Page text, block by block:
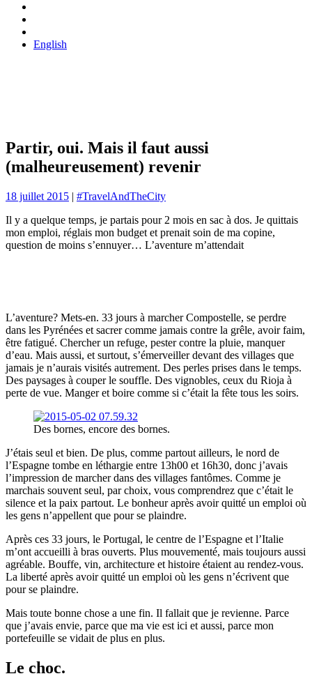
English
Partir, oui. Mais il faut aussi
(malheureusement) revenir
18 juillet 2015 | #TravelAndTheCity
Il y a quelque temps, je partais pour 2 mois en sac à dos. Je quittais
mon emploi, réglais mon budget et prenait soin de ma copine,
question de moins s’ennuyer… L’aventure m’attendait
L’aventure? Mets-en. 33 jours à marcher Compostelle, se perdre
dans les Pyrénées et sacrer comme jamais contre la grêle, avoir faim,
être fatigué. Chercher un refuge, pester contre la pluie, manquer
d’eau. Mais aussi, et surtout, s’émerveiller devant des villages que
jamais je n’aurais visités autrement. Des perles prises dans le temps.
Des paysages à couper le souffle. Des vignobles, ceux du Rioja à
perte de vue. Manger et boire comme si c’était la fête tous les soirs.
Des bornes, encore des bornes.
J’étais seul et bien. De plus, comme partout ailleurs, le nord de
l’Espagne tombe en léthargie entre 13h00 et 16h30, donc j’avais
l’impression de marcher dans des villages fantômes. Comme je
marchais souvent seul, par choix, vous comprendrez que c’était le
silence et la paix partout. Le bonheur après avoir quitté un emploi où
les gens n’appellent que pour se plaindre.
Après ces 33 jours, le Portugal, le centre de l’Espagne et l’Italie
m’ont accueilli à bras ouverts. Plus mouvementé, mais toujours aussi
agréable. Bouffe, vin, architecture et histoire étaient au rendez-vous.
La liberté après avoir quitté un emploi où les gens n’écrivent que
pour se plaindre.
Mais toute bonne chose a une fin. Il fallait que je revienne. Parce
que j’avais envie, parce que ma vie est ici et aussi, parce mon
portefeuille se vidait de plus en plus.
Le choc.